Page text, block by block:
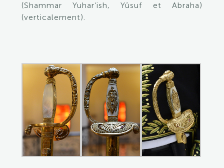
(Shammar Yuhar‘ish, Yûsuf et Abraha)
(verticalement).